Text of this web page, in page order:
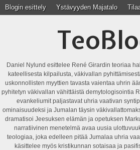
Blogin esittely Ystävyyden Majatalo
Daniel Nylund esittelee René Girardin teoriaa
kateellisesta kilpailusta, väkivallan
uskonnollisten myyttien tavasta vaientaa uhrin
pyhitetyn väkivallan vähittäistä demytologisointia
evankeliumit paljastavat uhria vaativan
ominaisuudeksi ja Jumalan täysin
dramatisoi Jeesuksen elämän ja opetuksen
narratiivinen menetelmä avaa uusia
teologiaa, joka edelleen pitää Jumalaa uhria
käsittelee myös kristikunnan sotaisaa ja